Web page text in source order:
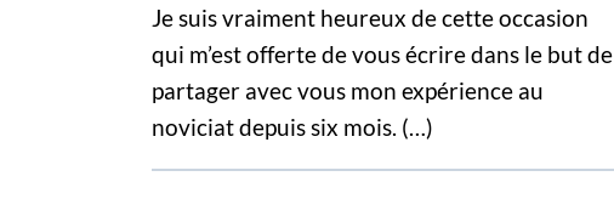
Je suis vraiment heureux de cette occasion
qui m’est offerte de vous écrire dans le but de
partager avec vous mon expérience au
noviciat depuis six mois. (…)